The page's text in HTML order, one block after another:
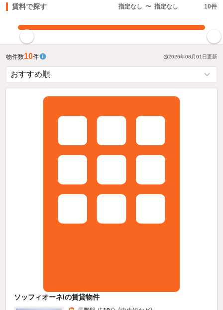
賃料で探す 指定なし 〜 指定なし 10件
物件数10件 2026年08月01日更新
ソッフィオーネIの賃貸物件